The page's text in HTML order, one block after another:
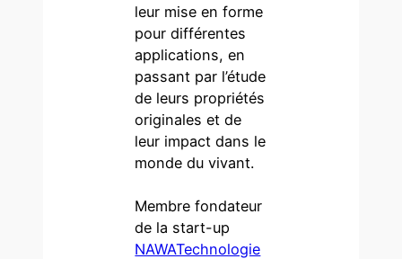
leur mise en forme
pour différentes
applications, en
passant par l’étude
de leurs propriétés
originales et de
leur impact dans le
monde du vivant.
Membre fondateur
de la start-up
NAWATechnologie